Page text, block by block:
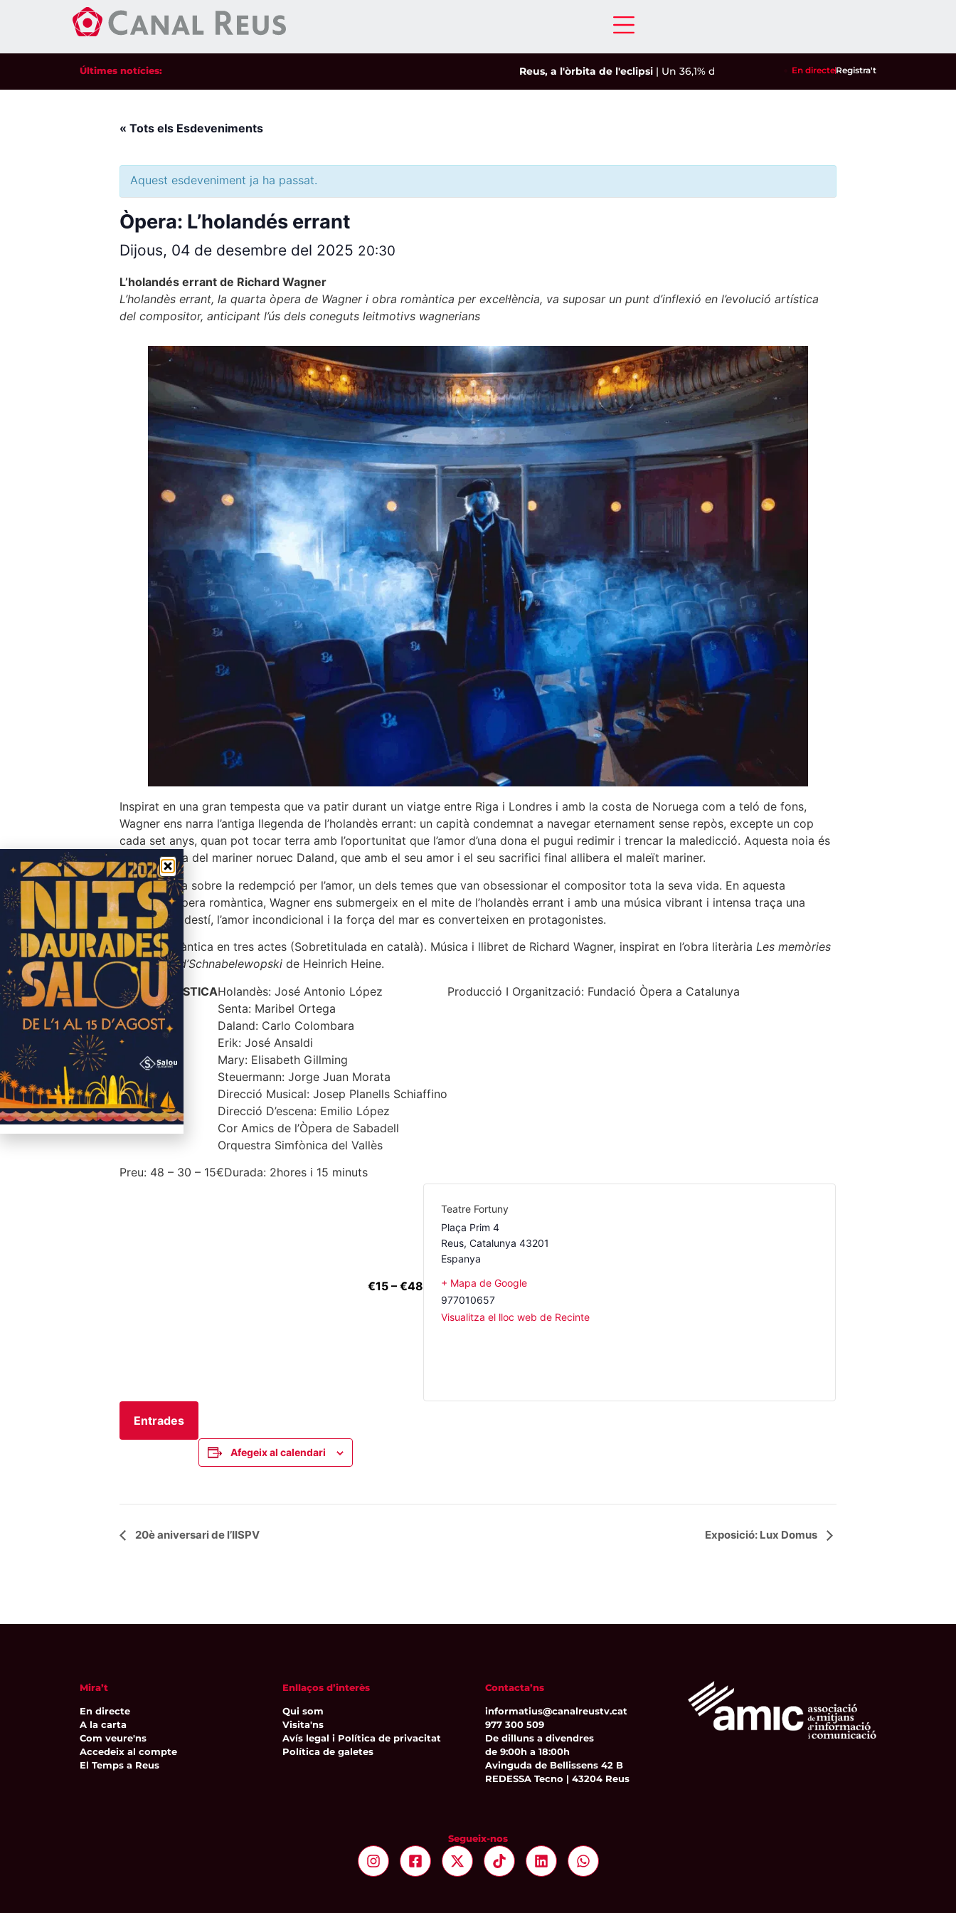
Últimes notícies: Reus, a l'òrbita de l'eclipsi|Un 36,1% de l'aigua que consumeixen els reusencs prové
En directeRegistra't
« Tots els Esdeveniments
Aquest esdeveniment ja ha passat.
Òpera: L’holandés errant
Dijous, 04 de desembre del 2025 20:30
L’holandés errant de Richard Wagner
L’holandès errant, la quarta òpera de Wagner i obra romàntica per excel·lència, va suposar un punt d’inflexió en l’evolució artística
del compositor, anticipant l’ús dels coneguts leitmotivs wagnerians
Inspirat en una gran tempesta que va patir durant un viatge entre Riga i Londres i amb la costa de Noruega com a teló de fons,
Wagner ens narra l’antiga llegenda de l’holandès errant: un capità condemnat a navegar eternament sense repòs, excepte un cop
cada set anys, quan pot tocar terra amb l’oportunitat que l’amor d’una dona el pugui redimir i trencar la maledicció. Aquesta noia és
Senta, la filla del mariner noruec Daland, que amb el seu amor i el seu sacrifici final allibera el maleït mariner.
Una història sobre la redempció per l’amor, un dels temes que van obsessionar el compositor tota la seva vida. En aquesta
poderosa òpera romàntica, Wagner ens submergeix en el mite de l’holandès errant i amb una música vibrant i intensa traça una
trama on el destí, l’amor incondicional i la força del mar es converteixen en protagonistes.
Òpera romàntica en tres actes (Sobretitulada en català). Música i llibret de Richard Wagner, inspirat en l’obra literària Les memòries
del senyor d’Schnabelewopski de Heinrich Heine.
FITXA ARTÍSTICAHolandès: José Antonio López
Senta: Maribel Ortega
Daland: Carlo Colombara
Erik: José Ansaldi
Mary: Elisabeth Gillming
Steuermann: Jorge Juan Morata
Direcció Musical: Josep Planells Schiaffino
Direcció D’escena: Emilio López
Cor Amics de l’Òpera de Sabadell
Orquestra Simfònica del Vallès
Producció I Organització: Fundació Òpera a Catalunya
Preu: 48 – 30 – 15€Durada: 2hores i 15 minuts
€15 – €48
Teatre Fortuny
Plaça Prim 4
Reus, Catalunya 43201
Espanya
+ Mapa de Google
977010657
Visualitza el lloc web de Recinte
Entrades
Afegeix al calendari
Navegació
20è aniversari de l’IISPV Exposició: Lux Domus
Mira’t
En directe
A la carta
Com veure'ns
Accedeix al compte
El Temps a Reus
Enllaços d’interès
Qui som
Visita'ns
Avís legal i Política de privacitat
Política de galetes
Contacta’ns
informatius@canalreustv.cat
977 300 509
De dilluns a divendres
de 9:00h a 18:00h
Avinguda de Bellissens 42 B
REDESSA Tecno | 43204 Reus
Segueix-nos